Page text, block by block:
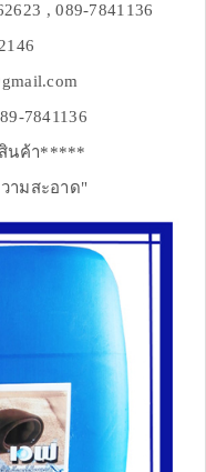
, 089-7841136
7841136
นค้า*****
ามสะอาด"